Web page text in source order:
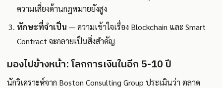
ความเสี่ยงด้านกฎหมายยังสูง
ทักษะที่จำเป็น — ความเข้าใจเรื่อง Blockchain และ Smart
Contract จะกลายเป็นสิ่งสำคัญ
มองไปข้างหน้า: โลกการเงินในอีก 5-10 ปี
นักวิเคราะห์จาก Boston Consulting Group ประเมินว่า ตลาด